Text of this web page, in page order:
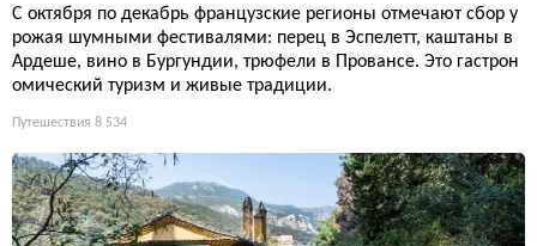
С октября по декабрь французские регионы отмечают сбор у
рожая шумными фестивалями: перец в Эспелетт, каштаны в
Ардеше, вино в Бургундии, трюфели в Провансе. Это гастрон
омический туризм и живые традиции.
Путешествия 8 534